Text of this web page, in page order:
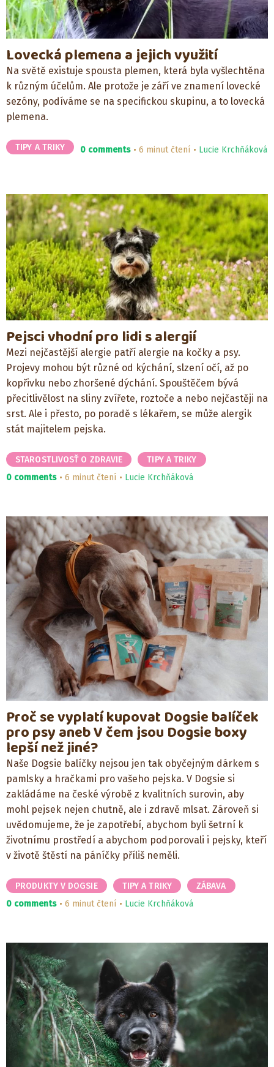
Lovecká plemena a jejich využití
Na světě existuje spousta plemen, která byla vyšlechtěna
k různým účelům. Ale protože je září ve znamení lovecké
sezóny, podíváme se na specifickou skupinu, a to lovecká
plemena.
TIPY A TRIKY 0 comments 6 minut čtení Lucie Krchňáková
Pejsci vhodní pro lidi s alergií
Mezi nejčastější alergie patří alergie na kočky a psy.
Projevy mohou být různé od kýchání, slzení očí, až po
kopřivku nebo zhoršené dýchání. Spouštěčem bývá
přecitlivělost na sliny zvířete, roztoče a nebo nejčastěji na
srst. Ale i přesto, po poradě s lékařem, se může alergik
stát majitelem pejska.
STAROSTLIVOSŤ O ZDRAVIE
TIPY A TRIKY
0 comments
6 minut čtení Lucie Krchňáková
Proč se vyplatí kupovat Dogsie balíček
pro psy aneb V čem jsou Dogsie boxy
lepší než jiné?
Naše Dogsie balíčky nejsou jen tak obyčejným dárkem s
pamlsky a hračkami pro vašeho pejska. V Dogsie si
zakládáme na české výrobě z kvalitních surovin, aby
mohl pejsek nejen chutně, ale i zdravě mlsat. Zároveň si
uvědomujeme, že je zapotřebí, abychom byli šetrní k
životnímu prostředí a abychom podporovali i pejsky, kteří
v životě štěstí na páníčky příliš neměli.
PRODUKTY V DOGSIE TIPY A TRIKY
ZÁBAVA
0 comments
6 minut čtení Lucie Krchňáková